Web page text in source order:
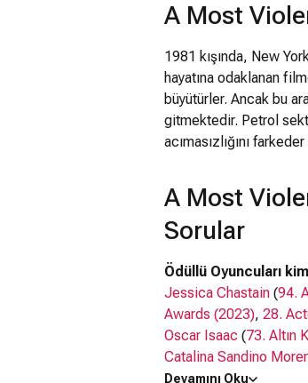
A Most
1981 kışında, New
hayatına odaklanan
büyütürler. Ancak bu
gitmektedir. Petrol
acımasızlığını
A Most
Sorular
Ödüllü Oyuncuları
Jessica Chastain (94.
Awards (2023), 28.
Oscar Isaac (73. Altın
Catalina Sandino
Devamını Oku